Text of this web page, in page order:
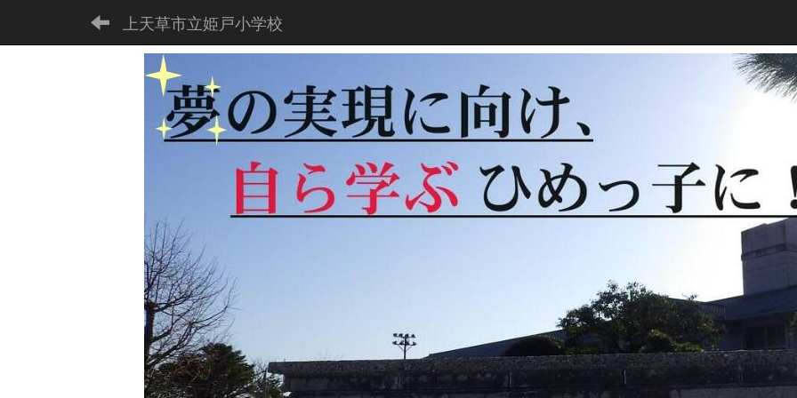
上天草市立姫戸小学校